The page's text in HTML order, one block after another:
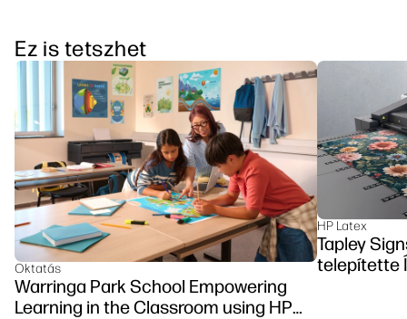
Ez is tetszhet
Oktatás
Warringa Park School Empowering
Learning in the Classroom using HP
HP Latex
Tapley
telepítette